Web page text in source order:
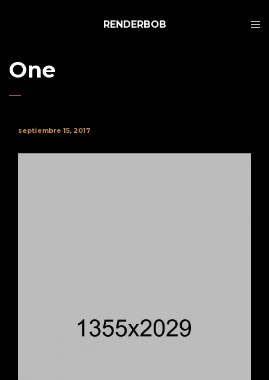
RENDERBOB
One
septiembre 15, 2017